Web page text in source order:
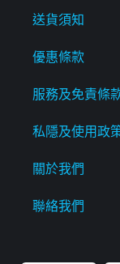
送貨須知
優惠條款
服務及免責條
私隱及使用政
關於我們
聯絡我們